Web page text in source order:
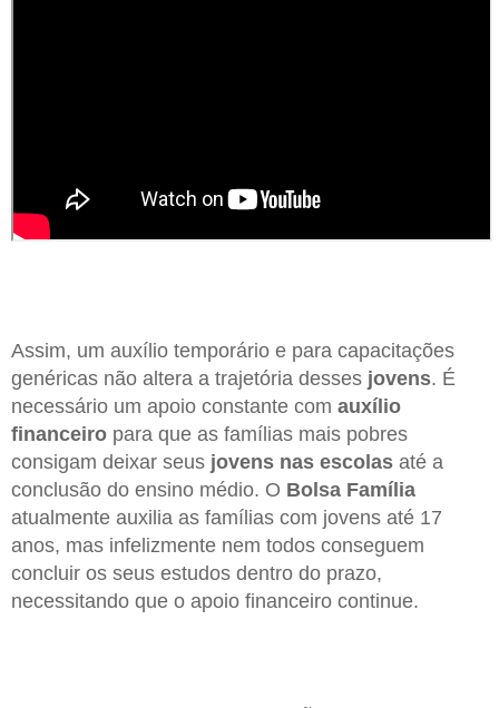
Assim, um auxílio temporário e para capacitações
genéricas não altera a trajetória desses jovens. É
necessário um apoio constante com auxílio
financeiro para que as famílias mais pobres
consigam deixar seus jovens nas escolas até a
conclusão do ensino médio. O Bolsa Família
atualmente auxilia as famílias com jovens até 17
anos, mas infelizmente nem todos conseguem
concluir os seus estudos dentro do prazo,
necessitando que o apoio financeiro continue.